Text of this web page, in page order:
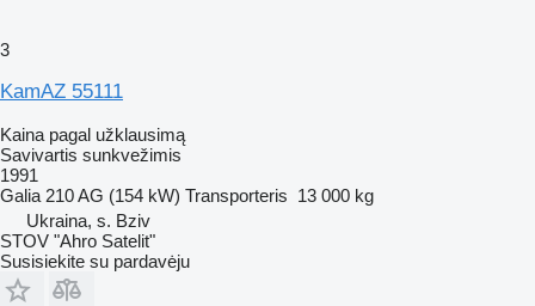
3
KamAZ 55111
Kaina pagal užklausimą
Savivartis sunkvežimis
1991
Galia 210 AG (154 kW) Transporteris 13 000 kg
Ukraina, s. Bziv
STOV "Ahro Satelit"
Susisiekite su pardavėju